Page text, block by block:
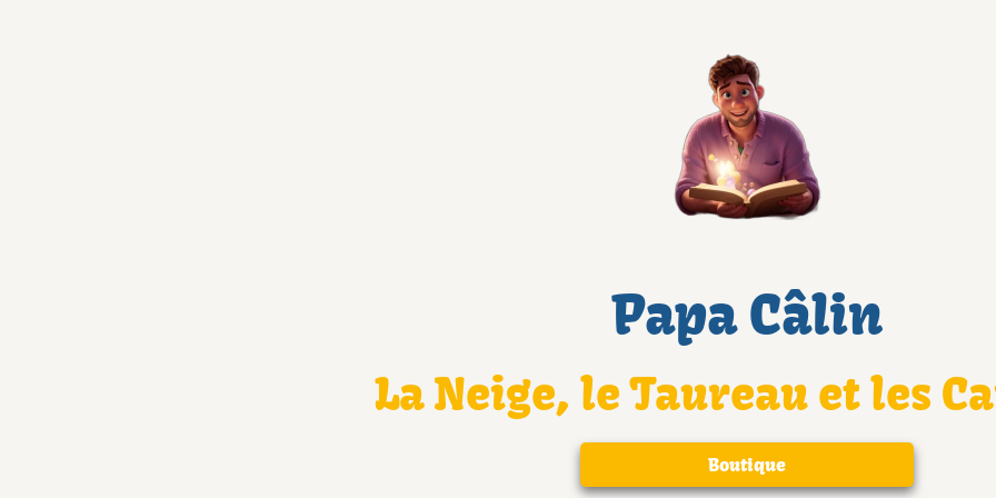
Papa Câlin
La Neige, le Taureau et les
Boutique